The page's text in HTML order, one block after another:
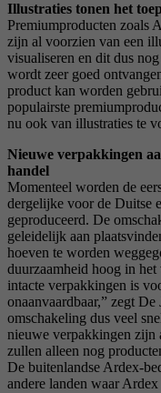
Illustraties tonen het
Premiumproducten zoals
zijn al voorzien van een
visualiseren en dit dus
wordt zeer goed
product kan worden
populairste
nu ook van illustraties te
Nieuwe verpakkingen
handel
Momenteel worden de
dergelijke voor de Duitse
geproduceerd. De
geleidelijk aan
hoeven te worden
duurzaamheid hoog in
intacte verpakkingen is
onaanvaardbaar,” zegt
omschakeling dus veel
nieuwe verpakkingen zijn
zullen alleen nog
De buitenlandse Ardex-
andere landen waar